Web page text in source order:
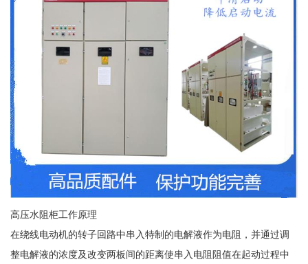
高压水阻柜工作原理
在绕线电动机的转子回路中串入特制的电解液作为电阻，并通过调
整电解液的浓度及改变两板间的距离使串入电阻阻值在起动过程中